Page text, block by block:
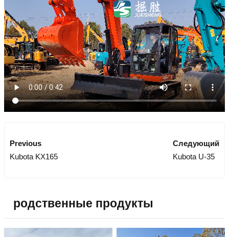
Previous
Kubota KX165
Следующий
Kubota U-35
родственные продукты